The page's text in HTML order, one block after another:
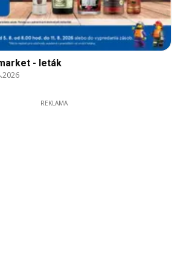
- leták
REKLAMA